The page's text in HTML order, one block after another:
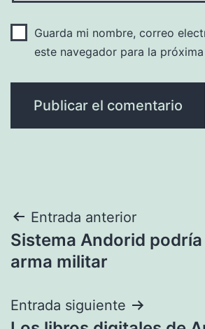
Guarda mi nombre, correo
este navegador para la
Navegación
de
Entrada anterior
Sistema Andorid
arma militar
Entrada siguiente